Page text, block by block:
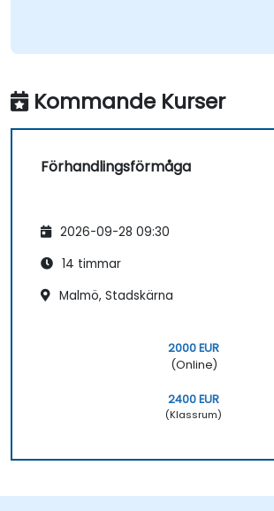
Kommande Kurser
Förhandlingsförmåga
2026-09-28 09:30
14 timmar
Malmö, Stadskärna
2000 EUR
(Online)
2400 EUR
(Klassrum)